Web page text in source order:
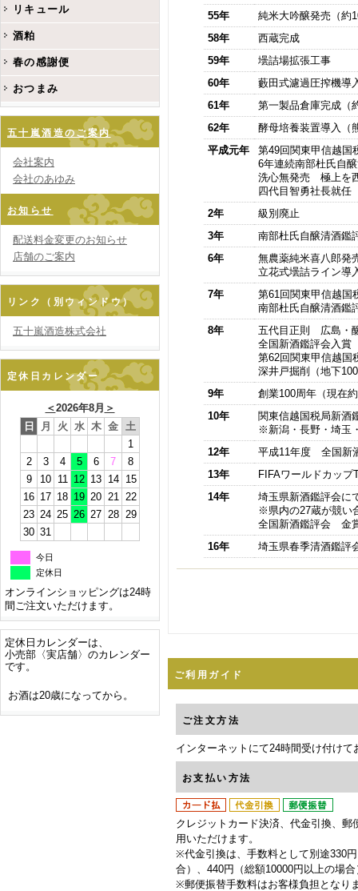
リキュール
酒粕
春の感謝便
おつまみ
五十嵐酒造のご案内
会社案内
会社のあゆみ
お知らせ
配送料金変更のお知らせ
店舗のご案内
リンク（別ウィンドウ）
五十嵐酒造株式会社
定休日カレンダー
＜2026年8月 ＞
日
月 火 水 木 金 土
1
2
3 4 5 6 7
8
9
10 11 12 13 14
15
16 17 18 19 20 21 22
23 24 25 26 27 28 29
30 31
今日
定休日
オンラインショッピングは24時
間ご注文いただけます。
定休日カレンダーは、
小売部〈実店舗〉のカレンダー
です。
お酒は20歳になってから。
55年
純米大吟醸発売（約
58年
西蔵完成
59年
壜詰場拡張工事
60年
藪田式濾過圧搾機導
61年
第一製品倉庫完成（
62年
酵母培養装置導入（
平成元年
第49回関東甲信越国
6年連続南部杜氏自
洗心無発売 極上を
四代目智勇社長就任
2年
級別廃止
3年
南部杜氏自醸清酒鑑
6年
無農薬純米喜八郎発
立花式壜詰ライン導
7年
第61回関東甲信越国
南部杜氏自醸清酒鑑
8年
五代目正則 広島・
全国新酒鑑評会入賞
第62回関東甲信越国
深井戸掘削（地下
9年
創業100周年（現在
10年
関東信越国税局新
※新潟・長野・埼玉
12年
平成11年度 全国新
13年
FIFAワールドカッ
14年
埼玉県新酒鑑評会に
※県内の27蔵が競い
全国新酒鑑評会 金
16年
埼玉県春季清酒鑑
ご利用ガイド
ご注文方法
インターネットにて24時間受け付けて
お支払い方法
クレジットカード決済、代金引換、郵
用いただけます。
※代金引換は、手数料として別途330
合）、440円（総額10000円以上の場
※郵便振替手数料はお客様負担となり